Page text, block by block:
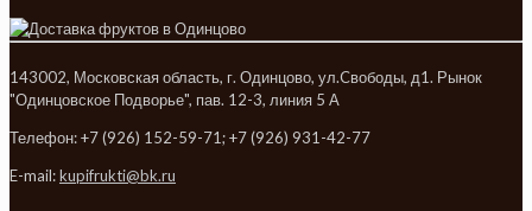
143002, Московская область, г. Одинцово, ул.Cвободы, д1. Рынок
"Одинцовское Подворье", пав. 12-3, линия 5 А
Телефон: +7 (926) 152-59-71; +7 (926) 931-42-77
E-mail:kupifrukti@bk.ru